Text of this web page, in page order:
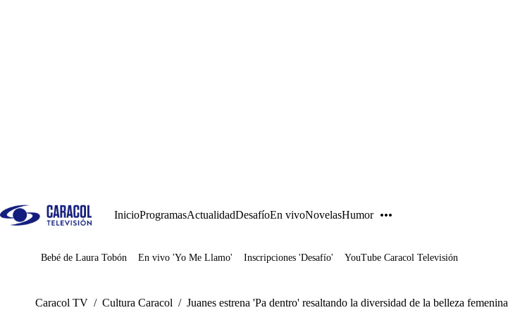
InicioProgramasActualidadDesafíoEn vivoNovelasHumor
Juegos
Bebé de Laura Tobón En vivo 'Yo Me Llamo' Inscripciones 'Desafío' YouTube Caracol Televisión
Caracol TV / Cultura Caracol / Juanes estrena 'Pa dentro' resaltando la diversidad de la belleza femenina